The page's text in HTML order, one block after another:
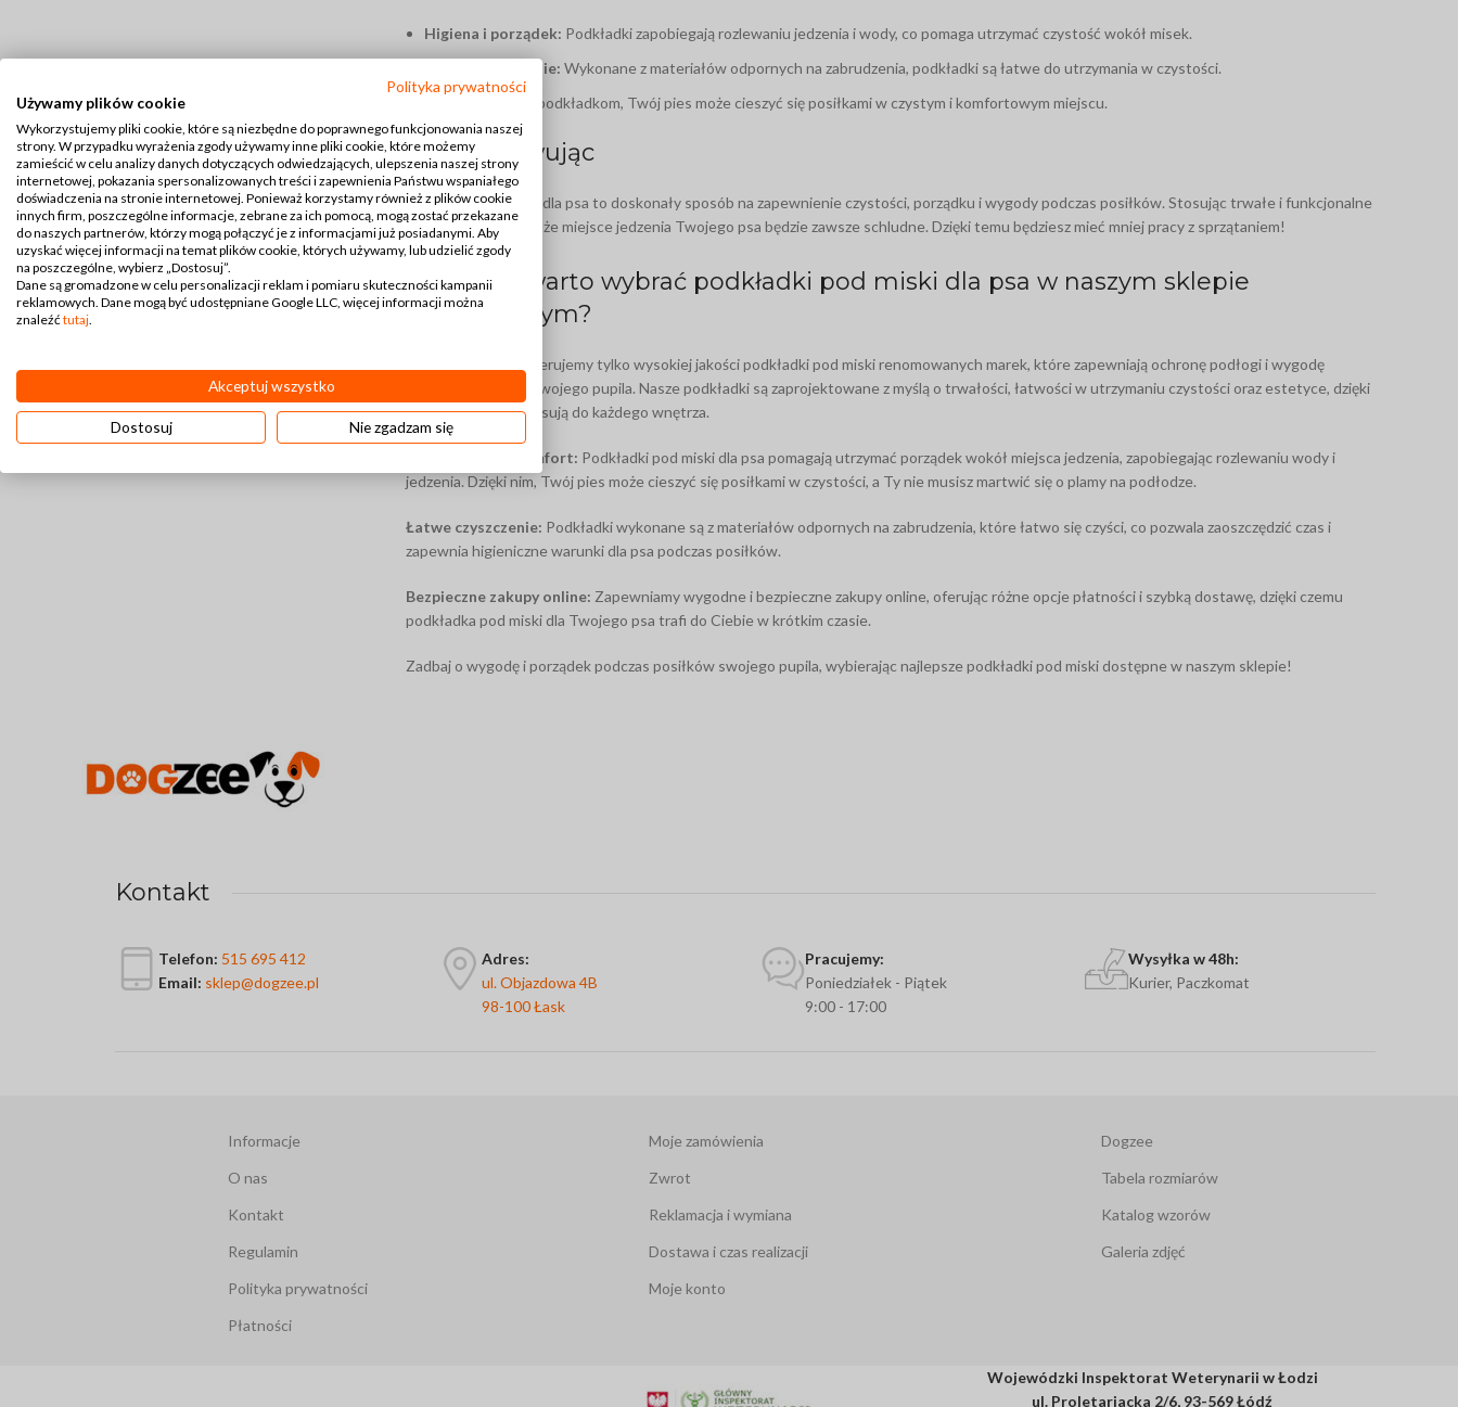
Higiena i porządek: Podkładki zapobiegają rozlewaniu jedzenia i wody, co pomaga utrzymać czystość wokół misek.
Łatwe czyszczenie: Wykonane z materiałów odpornych na zabrudzenia, podkładki są łatwe do utrzymania w czystości.
Dzięki podkładkom, Twój pies może cieszyć się posiłkami w czystym i komfortowym miejscu.
Podsumowując
Podkładki pod miski dla psa to doskonały sposób na zapewnienie czystości, porządku i wygody podczas posiłków. Stosując trwałe i funkcjonalne
podkładki, sprawisz, że miejsce jedzenia Twojego psa będzie zawsze schludne. Dzięki temu będziesz mieć mniej pracy z sprzątaniem!
Dlaczego warto wybrać podkładki pod miski dla psa w naszym sklepie
internetowym?
Oferujemy tylko wysokiej jakości podkładki pod miski renomowanych marek, które zapewniają ochronę podłogi i wygodę
podczas posiłków Twojego pupila. Nasze podkładki są zaprojektowane z myślą o trwałości, łatwości w utrzymaniu czystości oraz estetyce, dzięki
czemu doskonale pasują do każdego wnętrza.
Praktyczność i komfort: Podkładki pod miski dla psa pomagają utrzymać porządek wokół miejsca jedzenia, zapobiegając rozlewaniu wody i
jedzenia. Dzięki nim, Twój pies może cieszyć się posiłkami w czystości, a Ty nie musisz martwić się o plamy na podłodze.
Łatwe czyszczenie: Podkładki wykonane są z materiałów odpornych na zabrudzenia, które łatwo się czyści, co pozwala zaoszczędzić czas i
zapewnia higieniczne warunki dla psa podczas posiłków.
Bezpieczne zakupy online: Zapewniamy wygodne i bezpieczne zakupy online, oferując różne opcje płatności i szybką dostawę, dzięki czemu
podkładka pod miski dla Twojego psa trafi do Ciebie w krótkim czasie.
Zadbaj o wygodę i porządek podczas posiłków swojego pupila, wybierając najlepsze podkładki pod miski dostępne w naszym sklepie!
Kontakt
Telefon: 515 695 412
Email: sklep@dogzee.pl
Adres:
ul. Objazdowa 4B
98-100 Łask
Pracujemy:
Poniedziałek - Piątek
9:00 - 17:00
Wysyłka w 48h:
Kurier, Paczkomat
Informacje
O nas
Kontakt
Regulamin
Polityka prywatności
Płatności
Moje zamówienia
Zwrot
Reklamacja i wymiana
Dostawa i czas realizacji
Moje konto
Dogzee
Tabela rozmiarów
Katalog wzorów
Galeria zdjęć
Wojewódzki Inspektorat Weterynarii w Łodzi
ul. Proletariacka 2/6, 93-569 Łódź
Polityka prywatności
Używamy plików cookie
Wykorzystujemy pliki cookie, które są niezbędne do poprawnego funkcjonowania naszej
strony. W przypadku wyrażenia zgody używamy inne pliki cookie, które możemy
zamieścić w celu analizy danych dotyczących odwiedzających, ulepszenia naszej strony
internetowej, pokazania spersonalizowanych treści i zapewnienia Państwu wspaniałego
doświadczenia na stronie internetowej. Ponieważ korzystamy również z plików cookie
innych firm, poszczególne informacje, zebrane za ich pomocą, mogą zostać przekazane
do naszych partnerów, którzy mogą połączyć je z informacjami już posiadanymi. Aby
uzyskać więcej informacji na temat plików cookie, których używamy, lub udzielić zgody
na poszczególne, wybierz „Dostosuj”.
Dane są gromadzone w celu personalizacji reklam i pomiaru skuteczności kampanii
reklamowych. Dane mogą być udostępniane Google LLC, więcej informacji można
znaleźć tutaj
Akceptuj wszystko
Dostosuj Nie zgadzam się